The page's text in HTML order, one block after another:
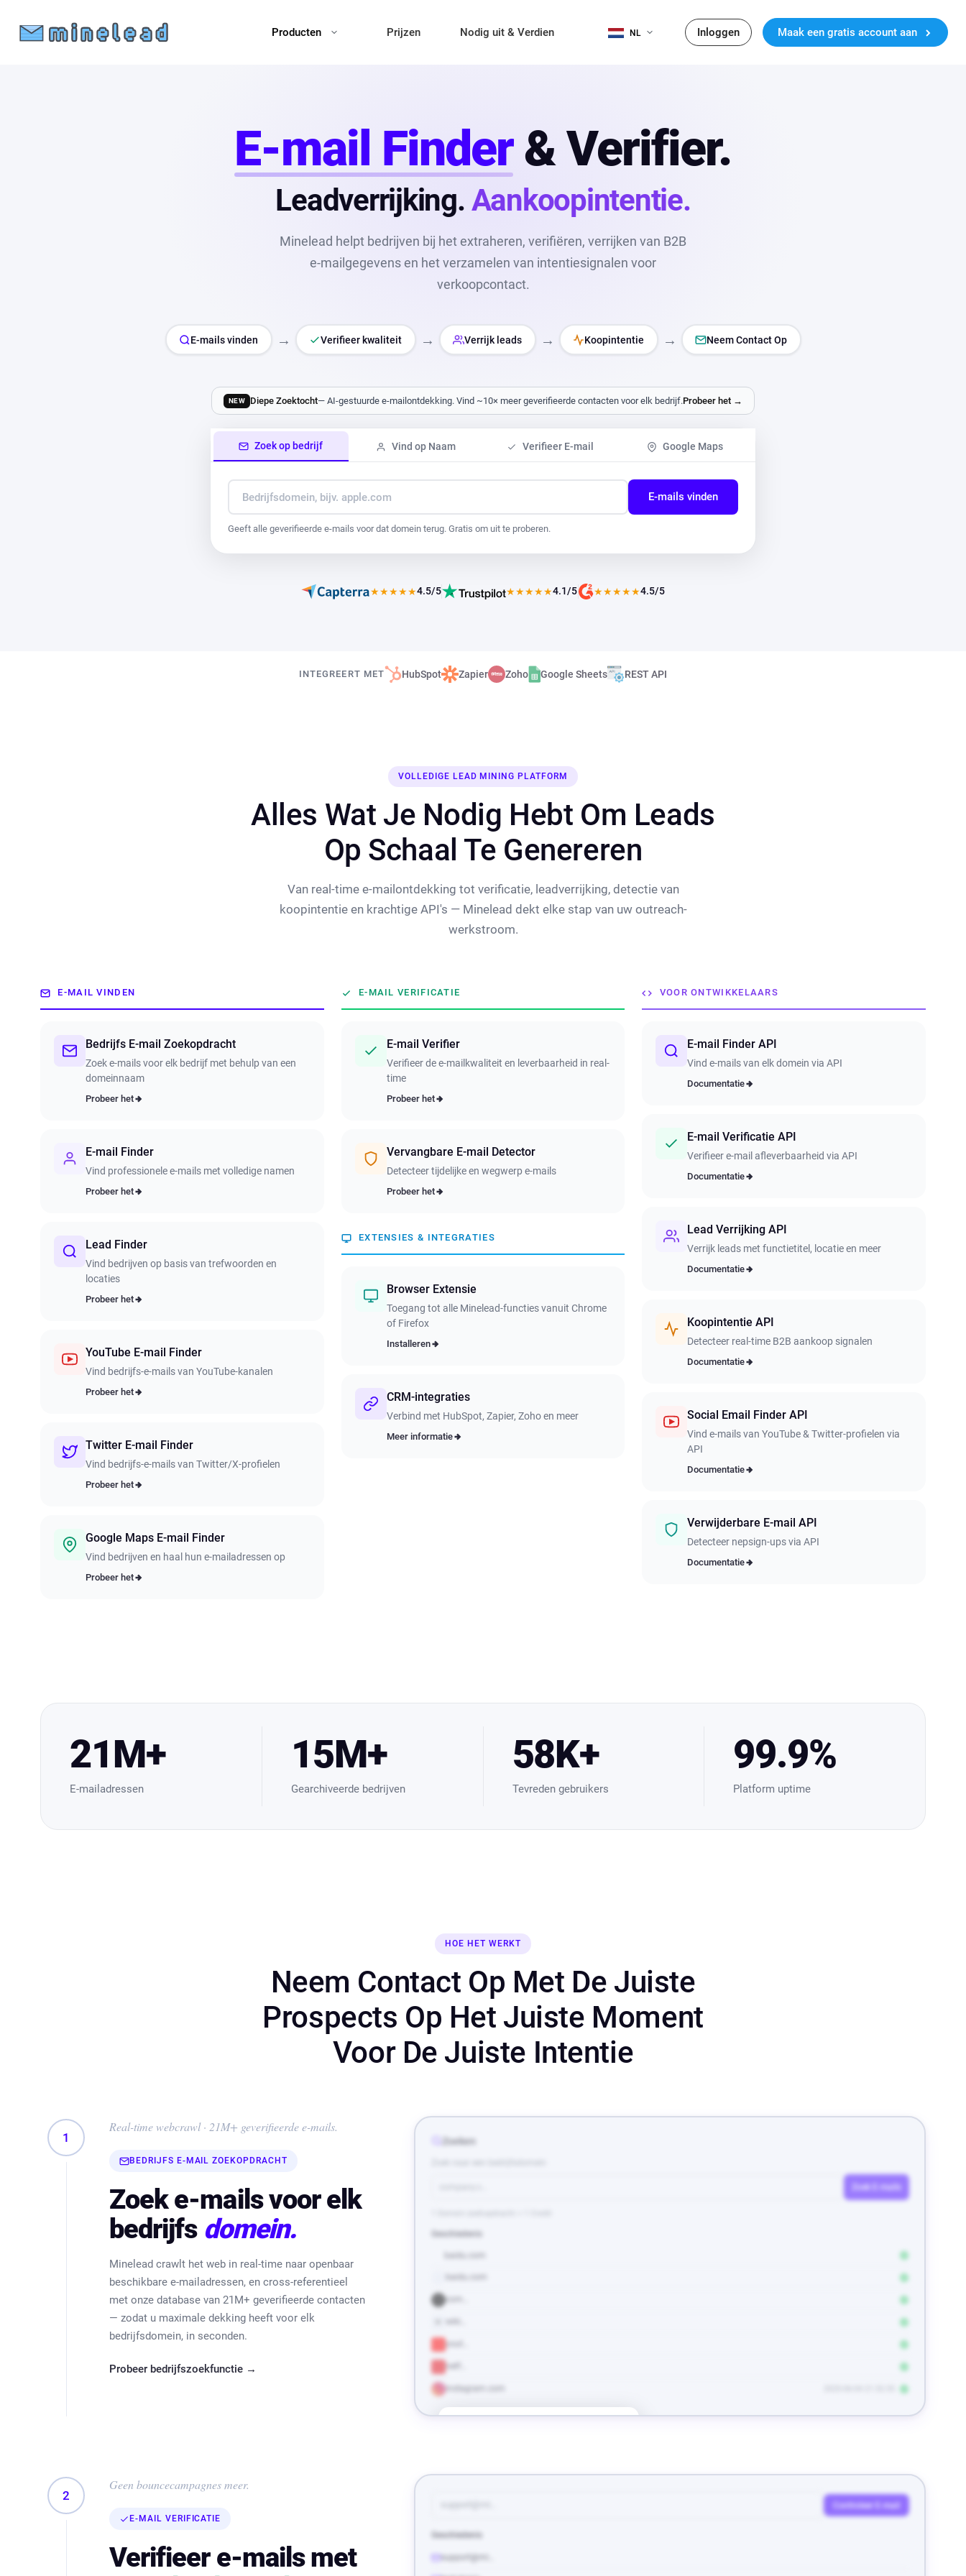
Producten Prijzen Nodig uit & Verdien NL Inloggen Maak een gratis account aan
E-mail Finder& Verifier.
Leadverrijking. Aankoopintentie.
Minelead helpt bedrijven bij het extraheren, verifiëren, verrijken van B2B
e-mailgegevens en het verzamelen van intentiesignalen voor
verkoopcontact.
E-mails vinden → Verifieer kwaliteit → Verrijk leads → Koopintentie → Neem Contact Op
NEW Diepe Zoektocht— AI-gestuurde e-mailontdekking. Vind ~10× meer geverifieerde contacten voor elk bedrijf.Probeer het →
Zoek op bedrijf Vind op Naam Verifieer E-mail Google Maps
E-mails vinden
Geeft alle geverifieerde e-mails voor dat domein terug. Gratis om uit te proberen.
★★★★★4.5/5 ★★★★★4.1/5 ★★★★★4.5/5
INTEGREERT MET HubSpot Zapier Zoho Google Sheets REST API
VOLLEDIGE LEAD MINING PLATFORM
Alles Wat Je Nodig Hebt Om Leads
Op Schaal Te Genereren
Van real-time e-mailontdekking tot verificatie, leadverrijking, detectie van
koopintentie en krachtige API's — Minelead dekt elke stap van uw outreach-
werkstroom.
E-MAIL VINDEN
Bedrijfs E-mail Zoekopdracht
Zoek e-mails voor elk bedrijf met behulp van een
domeinnaam
Probeer het
E-mail Finder
Vind professionele e-mails met volledige namen
Probeer het
Lead Finder
Vind bedrijven op basis van trefwoorden en
locaties
Probeer het
YouTube E-mail Finder
Vind bedrijfs-e-mails van YouTube-kanalen
Probeer het
Twitter E-mail Finder
Vind bedrijfs-e-mails van Twitter/X-profielen
Probeer het
Google Maps E-mail Finder
Vind bedrijven en haal hun e-mailadressen op
Probeer het
E-MAIL VERIFICATIE
E-mail Verifier
Verifieer de e-mailkwaliteit en leverbaarheid in real-
time
Probeer het
Vervangbare E-mail Detector
Detecteer tijdelijke en wegwerp e-mails
Probeer het
EXTENSIES & INTEGRATIES
Browser Extensie
Toegang tot alle Minelead-functies vanuit Chrome
of Firefox
Installeren
CRM-integraties
Verbind met HubSpot, Zapier, Zoho en meer
Meer informatie
VOOR ONTWIKKELAARS
E-mail Finder API
Vind e-mails van elk domein via API
Documentatie
E-mail Verificatie API
Verifieer e-mail afleverbaarheid via API
Documentatie
Lead Verrijking API
Verrijk leads met functietitel, locatie en meer
Documentatie
Koopintentie API
Detecteer real-time B2B aankoop signalen
Documentatie
Social Email Finder API
Vind e-mails van YouTube & Twitter-profielen via
API
Documentatie
Verwijderbare E-mail API
Detecteer nepsign-ups via API
Documentatie
21M+
E-mailadressen
15M+
Gearchiveerde bedrijven
58K+
Tevreden gebruikers
99.9%
Platform uptime
HOE HET WERKT
Neem Contact Op Met De Juiste
Prospects Op Het Juiste Moment
Voor De Juiste Intentie
1
Real-time webcrawl · 21M+ geverifieerde e-mails.
BEDRIJFS E-MAIL ZOEKOPDRACHT
Zoek e-mails voor elk
bedrijfs domein.
Minelead crawlt het web in real-time naar openbaar
beschikbare e-mailadressen, en cross-referentieel
met onze database van 21M+ geverifieerde contacten
— zodat u maximale dekking heeft voor elk
bedrijfsdomein, in seconden.
Probeer bedrijfszoekfunctie →
Zoeken
Zoek E-mails
Geschiedenis
baidu.com
com…
air-info@baidu.com
opensource@baidu.com
2
Geen bouncecampagnes meer.
E-MAIL VERIFICATIE
Verifieer e-mails met
Controleer E-mail
Geschiedenis
support@mi…